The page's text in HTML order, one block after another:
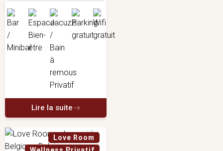
Lire la suite
Love Room